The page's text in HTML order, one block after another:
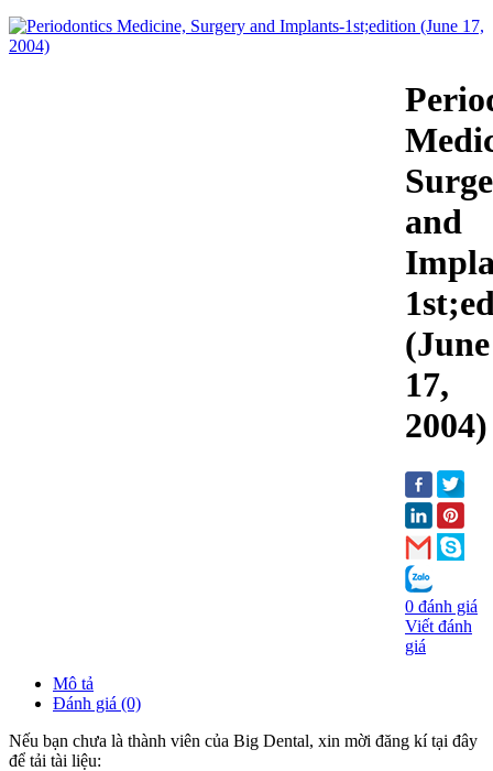
and
(June
17,
2004)
0 đánh giá
Viết đánh
giá
Mô tả
Đánh giá (0)
Nếu bạn chưa là thành viên của Big Dental, xin mời đăng kí tại đây
để tải tài liệu: